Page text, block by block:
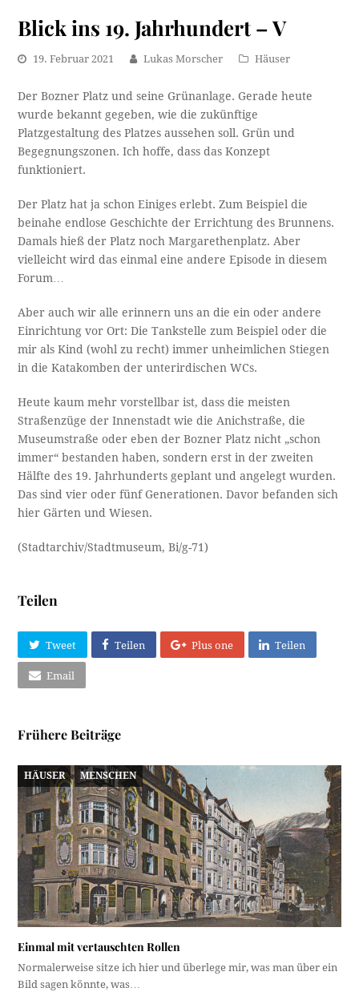
Blick ins 19. Jahrhundert – V
19. Februar 2021 Lukas Morscher Häuser
Der Bozner Platz und seine Grünanlage. Gerade heute
wurde bekannt gegeben, wie die zukünftige
Platzgestaltung des Platzes aussehen soll. Grün und
Begegnungszonen. Ich hoffe, dass das Konzept
funktioniert.
Der Platz hat ja schon Einiges erlebt. Zum Beispiel die
beinahe endlose Geschichte der Errichtung des Brunnens.
Damals hieß der Platz noch Margarethenplatz. Aber
vielleicht wird das einmal eine andere Episode in diesem
Forum…
Aber auch wir alle erinnern uns an die ein oder andere
Einrichtung vor Ort: Die Tankstelle zum Beispiel oder die
mir als Kind (wohl zu recht) immer unheimlichen Stiegen
in die Katakomben der unterirdischen WCs.
Heute kaum mehr vorstellbar ist, dass die meisten
Straßenzüge der Innenstadt wie die Anichstraße, die
Museumstraße oder eben der Bozner Platz nicht „schon
immer“ bestanden haben, sondern erst in der zweiten
Hälfte des 19. Jahrhunderts geplant und angelegt wurden.
Das sind vier oder fünf Generationen. Davor befanden sich
hier Gärten und Wiesen.
(Stadtarchiv/Stadtmuseum, Bi/g-71)
Teilen
Tweet Teilen Plus one Teilen
Email
Frühere Beiträge
HÄUSER MENSCHEN
Einmal mit vertauschten Rollen
Normalerweise sitze ich hier und überlege mir, was man über ein
Bild sagen könnte, was…